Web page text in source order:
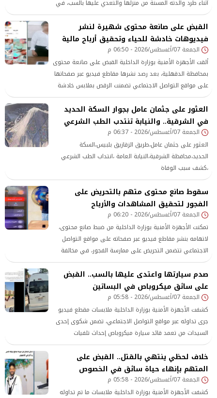
أثناء طرد والدته المسنة من منزلها والتعدي عليها بالسب، في
منطقة دار السلام
القبض على صانعة محتوى شهيرة لنشر
فيديوهات خادشة للحياء وتحقيق أرباح مالية
الجمعة 07/أغسطس/2026 - 06:50 م
ألقت الأجهزة الأمنية بوزارة الداخلية القبض على صانعة محتوى
بمحافظة الدقهلية، بعد رصد نشرها مقاطع فيديو عبر صفحاتها
على مواقع التواصل الاجتماعي تضمنت الرقص بملابس خادشة
للحياء، إلى جانب التلفظ بألفاظ وإيحاءات وصفت بأنها تتنافى
مع القيم المجتمعية.
العثور على جثمان عامل بجوار السكة الحديد
في الشرقية.. والنيابة تنتدب الطب الشرعي
الجمعة 07/أغسطس/2026 - 06:37 م
العثور على جثمان عامل،طريق الزقازيق بلبيس،السكة
الحديد،محافظة الشرقية،النيابة العامة ،انتداب الطب الشرعي
،كشف سبب الوفاة
سقوط صانع محتوى متهم بالتحريض على
الفجور لتحقيق المشاهدات والأرباح
الجمعة 07/أغسطس/2026 - 06:20 م
تمكنت الأجهزة الأمنية بوزارة الداخلية من ضبط صانع محتوى،
لاتهامه بنشر مقاطع فيديو عبر صفحاته على مواقع التواصل
الاجتماعي تتضمن التحريض على ممارسة الفجور، في مخالفة
للقيم المجتمعية.
صدم سيارتها واعتدى عليها بالسب.. القبض
على سائق ميكروباص في البساتين
الجمعة 07/أغسطس/2026 - 05:58 م
كشفت الأجهزة الأمنية بوزارة الداخلية ملابسات مقطع فيديو
جرى تداوله عبر مواقع التواصل الاجتماعي، تضمن شكوى إحدى
السيدات من تعمد قائد سيارة ميكروباص إحداث تلفيات
بسيارتها، إثر خلاف بينهما على أولوية المرور بدائرة قسم
شرطة البساتين بالقاهرة.
خلاف لحظي ينتهي بالقتل.. القبض على
المتهم بإنهاء حياة سائق في الخصوص
الجمعة 07/أغسطس/2026 - 05:58 م
كشفت الأجهزة الأمنية بوزارة الداخلية ملابسات ما تم تداوله